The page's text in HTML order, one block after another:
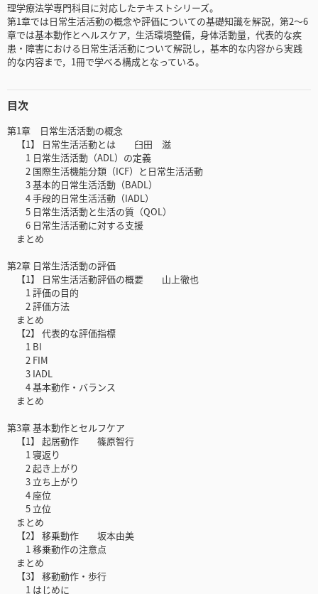
理学療法学専門科目に対応したテキストシリーズ。
第1章では日常生活活動の概念や評価についての基礎知識を解説，第2〜6
章では基本動作とヘルスケア，生活環境整備，身体活動量，代表的な疾
患・障害における日常生活活動について解説し，基本的な内容から実践
的な内容まで，1冊で学べる構成となっている。
目次
第1章 日常生活活動の概念
【1】 日常生活活動とは 臼田 滋
1 日常生活活動（ADL）の定義
2 国際生活機能分類（ICF）と日常生活活動
3 基本的日常生活活動（BADL）
4 手段的日常生活活動（IADL）
5 日常生活活動と生活の質（QOL）
6 日常生活活動に対する支援
まとめ
第2章 日常生活活動の評価
【1】 日常生活活動評価の概要 山上徹也
1 評価の目的
2 評価方法
まとめ
【2】 代表的な評価指標
1 BI
2 FIM
3 IADL
4 基本動作・バランス
まとめ
第3章 基本動作とセルフケア
【1】 起居動作 篠原智行
1 寝返り
2 起き上がり
3 立ち上がり
4 座位
5 立位
まとめ
【2】 移乗動作 坂本由美
1 移乗動作の注意点
まとめ
【3】 移動動作・歩行
1 はじめに